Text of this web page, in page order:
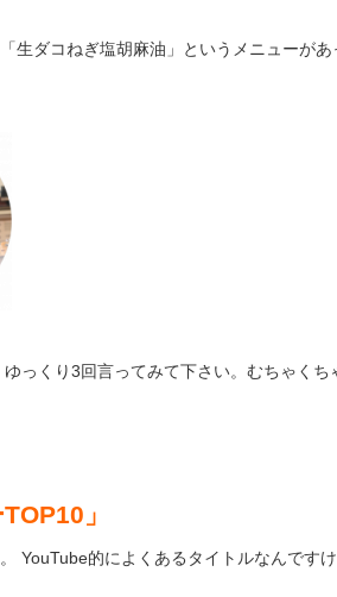
生ダコねぎ塩胡麻油」というメニューが
っくり3回言ってみて下さい。むちゃくち
」
YouTube的によくあるタイトルなんです